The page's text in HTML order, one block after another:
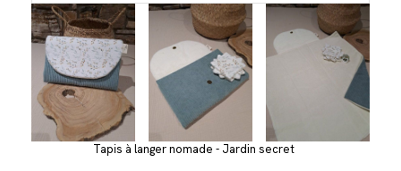
Tapis à langer nomade - Jardin secret